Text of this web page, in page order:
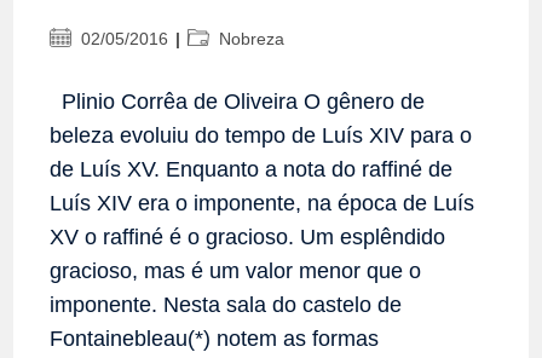
Post02/05/2016
Categoria
Nobreza
Plinio Corrêa de Oliveira O gênero de
beleza evoluiu do tempo de Luís XIV para o
de Luís XV. Enquanto a nota do raffiné de
Luís XIV era o imponente, na época de Luís
XV o raffiné é o gracioso. Um esplêndido
gracioso, mas é um valor menor que o
imponente. Nesta sala do castelo de
Fontainebleau(*) notem as formas